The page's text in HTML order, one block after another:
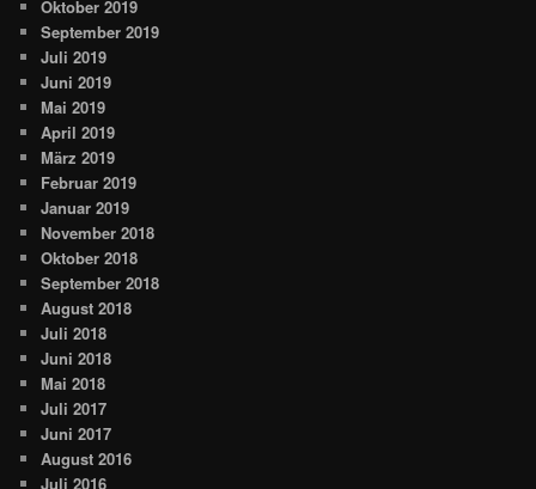
Oktober 2019
September 2019
Juli 2019
Juni 2019
Mai 2019
April 2019
März 2019
Februar 2019
Januar 2019
November 2018
Oktober 2018
September 2018
August 2018
Juli 2018
Juni 2018
Mai 2018
Juli 2017
Juni 2017
August 2016
Juli 2016